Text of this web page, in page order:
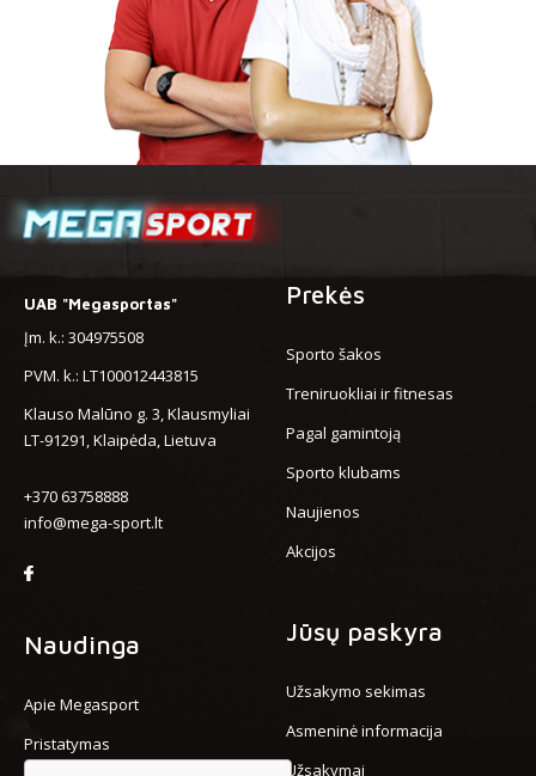
UAB "Megasportas"
Įm. k.: 304975508
PVM. k.: LT100012443815
Klauso Malūno g. 3, Klausmyliai
LT-91291, Klaipėda, Lietuva
+370 63758888
info@mega-sport.lt
Prekės
Sporto šakos
Treniruokliai ir fitnesas
Pagal gamintoją
Sporto klubams
Naujienos
Akcijos
Naudinga
Apie Megasport
Pristatymas
Jūsų paskyra
Užsakymo sekimas
Asmeninė informacija
Užsakymai